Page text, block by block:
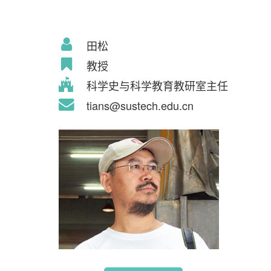
田松
教授
科学史与科学教育教研室主任
tians@sustech.edu.cn